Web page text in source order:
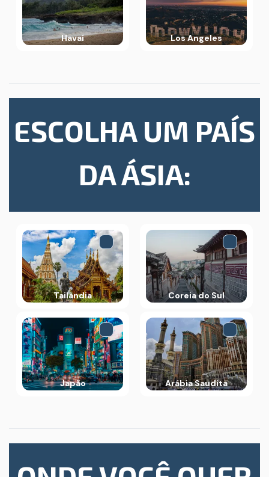
Havaí Los Angeles
ESCOLHA UM PAÍS
DA ÁSIA:
Tailândia Coreia do Sul
Japão Arábia Saudita